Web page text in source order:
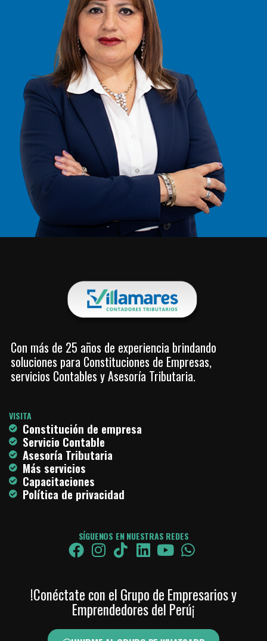
Con más de 25 años de experiencia brindando
soluciones para Constituciones de Empresas,
servicios Contables y Asesoría Tributaria.
VISITA
Constitución de empresa
Servicio Contable
Asesoría Tributaria
Más servicios
Capacitaciones
Política de privacidad
SÍGUENOS EN NUESTRAS REDES
!Conéctate con el Grupo de Empresarios y
Emprendedores del Perú¡